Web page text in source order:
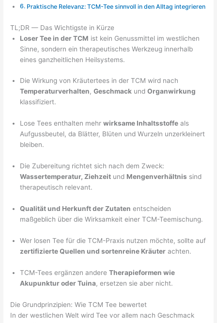
Praktische Relevanz: TCM-Tee sinnvoll in den Alltag integrieren
TL;DR — Das Wichtigste in Kürze
Loser Tee in der TCM ist kein Genussmittel im westlichen
Sinne, sondern ein therapeutisches Werkzeug innerhalb
eines ganzheitlichen Heilsystems.
Die Wirkung von Kräutertees in der TCM wird nach
Temperaturverhalten,Geschmack undOrganwirkung
klassifiziert.
Lose Tees enthalten mehrwirksame Inhaltsstoffe als
Aufgussbeutel, da Blätter, Blüten und Wurzeln unzerkleinert
bleiben.
Die Zubereitung richtet sich nach dem Zweck:
Wassertemperatur, Ziehzeit und Mengenverhältnis sind
therapeutisch relevant.
Qualität und Herkunft der Zutaten entscheiden
maßgeblich über die Wirksamkeit einer TCM-Teemischung.
Wer losen Tee für die TCM-Praxis nutzen möchte, sollte auf
zertifizierte Quellen und sortenreine Kräuter achten.
TCM-Tees ergänzen andereTherapieformen wie
Akupunktur oder Tuina, ersetzen sie aber nicht.
Die Grundprinzipien: Wie TCM Tee bewertet
In der westlichen Welt wird Tee vor allem nach Geschmack